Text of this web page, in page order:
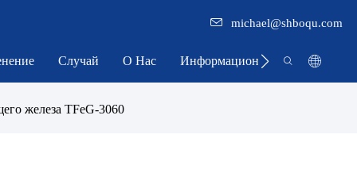
michael@shboqu.com
Случай О Нас Информационный Центр
железа TFeG-3060